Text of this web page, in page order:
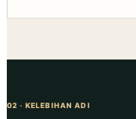
02 · KELEBIHAN ADI